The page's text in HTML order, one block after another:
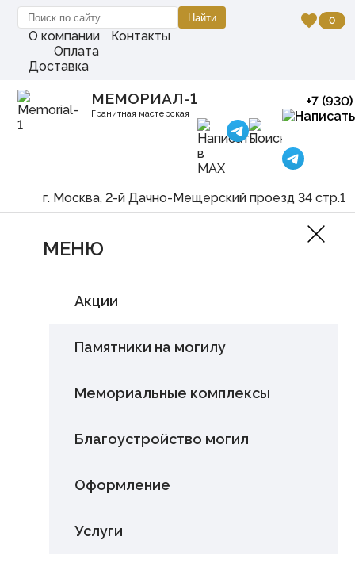
О компании
Контакты
Оплата
Доставка
МЕМОРИАЛ-1
Гранитная мастерская
+7
г. Москва, 2-й Дачно-Мещерский проезд 34 стр.1
favorite 0
МЕНЮ
Акции
Памятники на могилу
Мемориальные комплексы
Благоустройство могил
Оформление
Услуги